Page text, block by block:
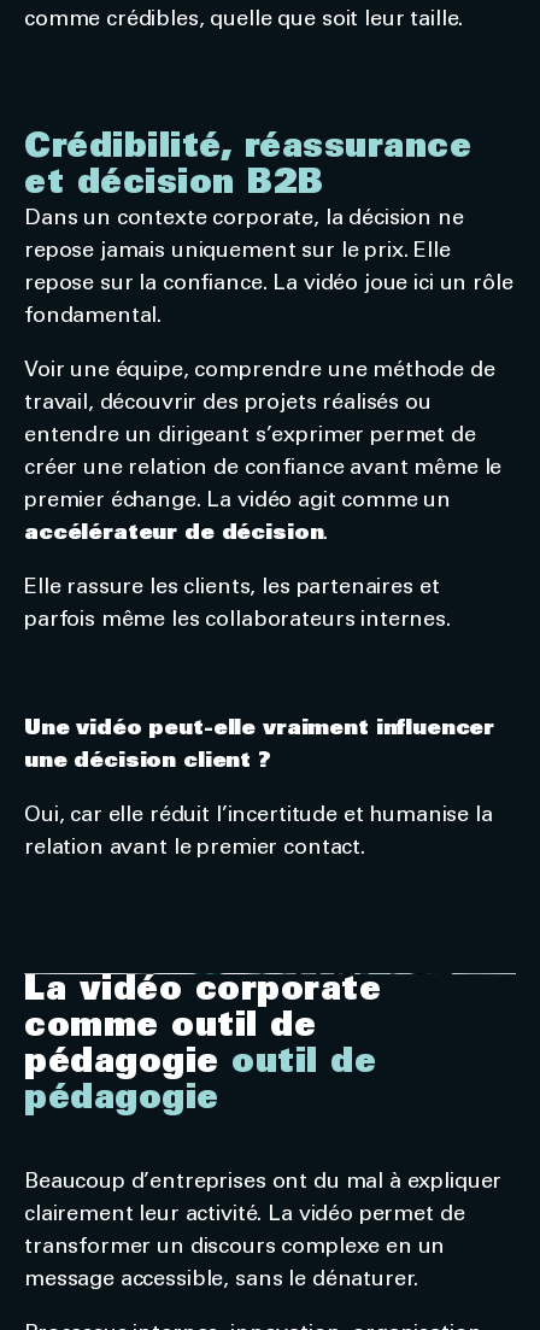
comme crédibles, quelle que soit leur taille.
Crédibilité, réassurance
et décision B2B
Dans un contexte corporate, la décision ne
repose jamais uniquement sur le prix. Elle
repose sur la confiance. La vidéo joue ici un rôle
fondamental.
Voir une équipe, comprendre une méthode de
travail, découvrir des projets réalisés ou
entendre un dirigeant s’exprimer permet de
créer une relation de confiance avant même le
premier échange. La vidéo agit comme un
accélérateur de décision.
Elle rassure les clients, les partenaires et
parfois même les collaborateurs internes.
Une vidéo peut-elle vraiment influencer
une décision client ?
Oui, car elle réduit l’incertitude et humanise la
relation avant le premier contact.
La vidéo corporate
comme outil de
pédagogie outil de
pédagogie
Beaucoup d’entreprises ont du mal à expliquer
clairement leur activité. La vidéo permet de
transformer un discours complexe en un
message accessible, sans le dénaturer.